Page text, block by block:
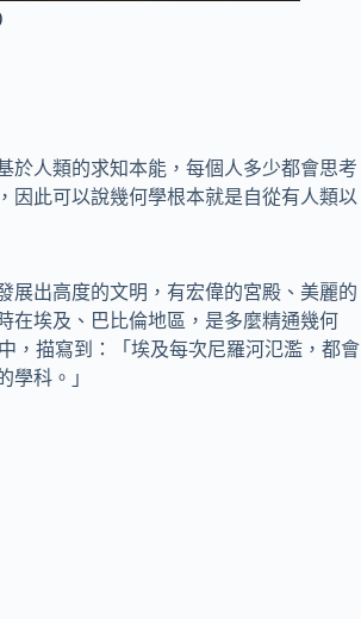
於人類的求知本能，每個人多少都會思考
因此可以說幾何學根本就是自從有人類以
展出高度的文明，有宏偉的宮殿、美麗的
在埃及、巴比倫地區，是多麼精通幾何
，描寫到：「埃及每次尼羅河氾濫，都會
學科。」